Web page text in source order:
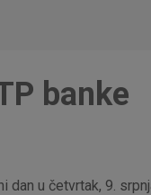
banke
dan u četvrtak, 9.